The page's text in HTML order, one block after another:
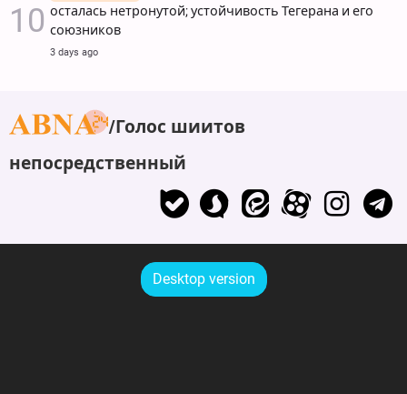
осталась нетронутой; устойчивость Тегерана и его
союзников
3 days ago
Голос шиитов
непосредственный
Desktop version